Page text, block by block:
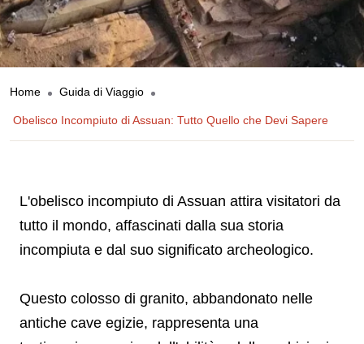
Home Guida di Viaggio
Obelisco Incompiuto di Assuan: Tutto Quello che Devi Sapere
L'obelisco incompiuto di Assuan attira visitatori da
tutto il mondo, affascinati dalla sua storia
incompiuta e dal suo significato archeologico.
Questo colosso di granito, abbandonato nelle
antiche cave egizie, rappresenta una